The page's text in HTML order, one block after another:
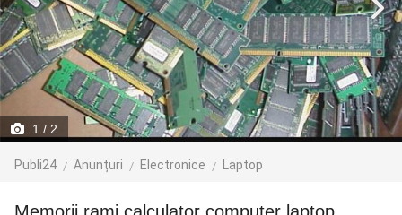
1 / 2
Publi24 Anunțuri Electronice Laptop